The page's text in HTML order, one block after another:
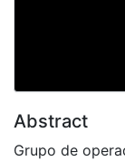
Abstract
Grupo de